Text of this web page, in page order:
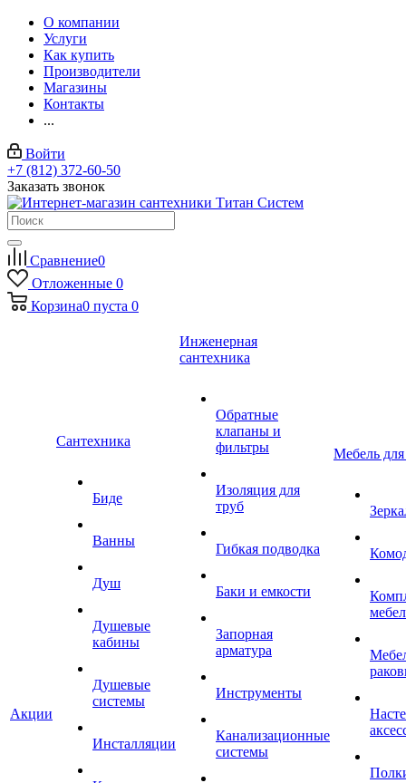
О компании
Услуги
Как купить
Производители
Магазины
Контакты
...
Войти
+7 (812) 372-60-50
Заказать звонок
Сравнение0
Отложенные 0
Корзина0 пуста 0
Акции
Сантехника
Биде
Ванны
Душ
Душевые
кабины
Душевые
системы
Инсталляции
Инженерная
сантехника
Обратные
клапаны и
фильтры
Изоляция для
труб
Гибкая подводка
Баки и емкости
Запорная
арматура
Инструменты
Канализационные
системы
Мебель